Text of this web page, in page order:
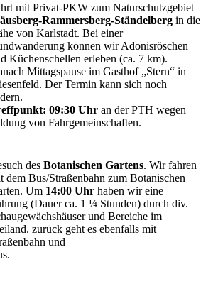
mit Privat-PKW zum Naturschutzgebiet
Rammersberg-Ständelberg in die
von Karlstadt. Bei einer
können wir Adonisröschen
Küchenschellen erleben (ca. 7 km).
Mittagspause im Gasthof „Stern“ in
Der Termin kann sich noch
09:30 Uhr an der PTH wegen
von Fahrgemeinschaften.
des Botanischen Gartens. Wir fahren
dem Bus/Straßenbahn zum Botanischen
Um 14:00 Uhr haben wir eine
(Dauer ca. 1 ¼ Stunden) durch div.
und Bereiche im
zurück geht es ebenfalls mit
und